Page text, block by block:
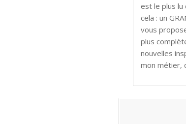
est le plus
cela : un
vous
plus
nouvelles
mon métier,